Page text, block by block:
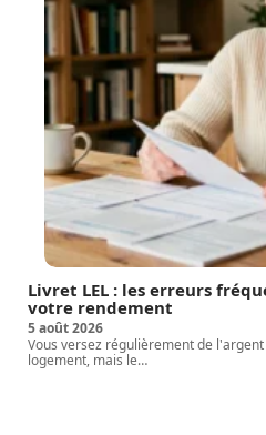
Livret LEL : les erreurs
votre rendement
5 août 2026
Vous versez régulièrement de
logement, mais le…